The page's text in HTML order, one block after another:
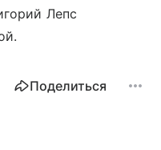
Лепс
Поделиться